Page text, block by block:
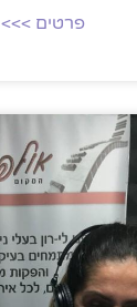
פרטים >>>